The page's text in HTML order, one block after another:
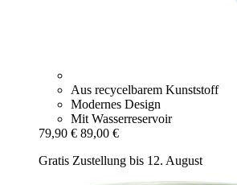
Aus recycelbarem Kunststoff
Modernes Design
Mit Wasserreservoir
79,90 € 89,00 €
Gratis Zustellung bis 12. August